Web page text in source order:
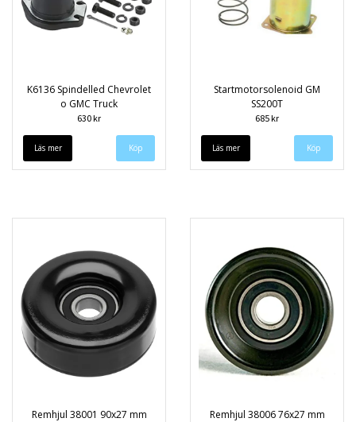
K6136 Spindelled Chevrolet
o GMC Truck
630 kr
Läs mer
Startmotorsolenoid GM
SS200T
685 kr
Läs mer
Remhjul 38001 90x27 mm Remhjul 38006 76x27 mm